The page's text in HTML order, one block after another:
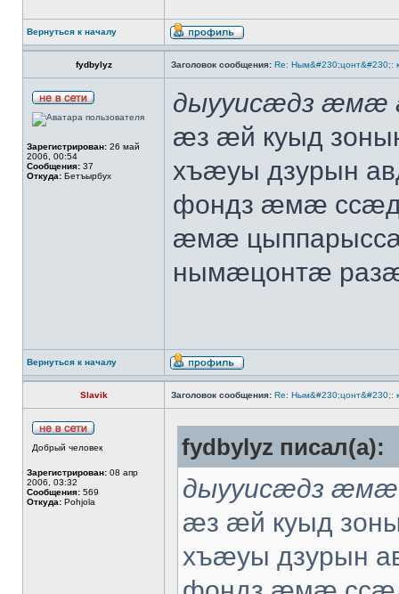
Вернуться к началу
fydbylyz Заголовок сообщения: Re: Ным&#230;цонт&#230;:
Зарегистрирован: 26 май
2006, 00:54
Сообщения: 37
Откуда: Бетъырбух
дыууисæдз æмæ
æз æй куыд
хъæуы дзурын
фондз æмæ
æмæ
нымæцонтæ
Вернуться к началу
Slavik Заголовок сообщения: Re: Ным&#230;цонт&#230;:
Добрый человек
Зарегистрирован: 08 апр
2006, 03:32
Сообщения: 569
Откуда: Pohjola
fydbylyz писал(а):
дыууисæдз æмæ
æз æй куыд
хъæуы дзурын